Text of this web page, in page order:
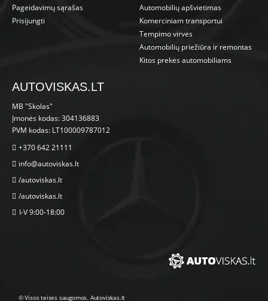
Pageidavimų sąrašas
Prisijungti
Automobilių apšvietimas
Komerciniam transportui
Tempimo virvės
Automobilių priežiūra ir remontas
Kitos prekės automobiliams
AUTOVISKAS.LT
MB "Skolas"
Įmonės kodas: 304136883
PVM kodas: LT100009787012
+370 642 21111
info@autoviskas.lt
/autoviskas.lt
/autoviskas.lt
I-V 9:00-18:00
© Visos teisės saugomos. Autoviskas.lt